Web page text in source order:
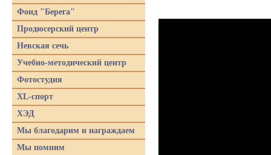
Фонд "Берега"
Продюсерский центр
Невская сечь
Учебно-методический центр
Фотостудия
XL-спорт
ХЭД
Мы благодарим и награждаем
Мы помним